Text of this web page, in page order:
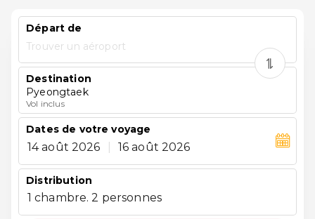
Départ de
Trouver un aéroport
Destination
Pyeongtaek
Vol inclus
Dates de votre voyage
14 août 2026 16 août 2026
Distribution
1 chambre. 2 personnes